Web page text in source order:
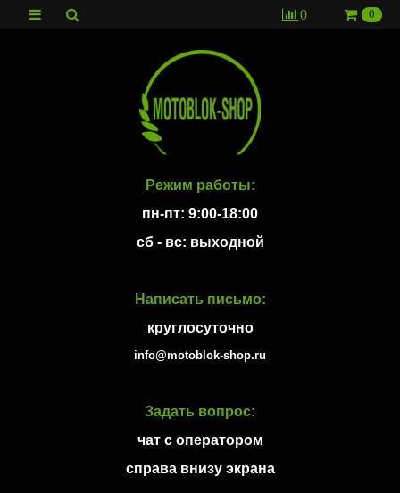
0 0
Режим работы:
пн-пт: 9:00-18:00
сб - вс: выходной
Написать письмо:
круглосуточно
info@motoblok-shop.ru
Задать вопрос:
чат с оператором
справа внизу экрана